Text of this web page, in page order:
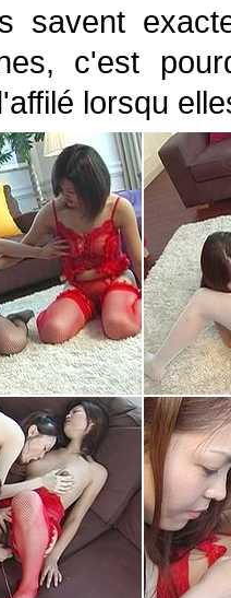
savent
c'est
lorsqu